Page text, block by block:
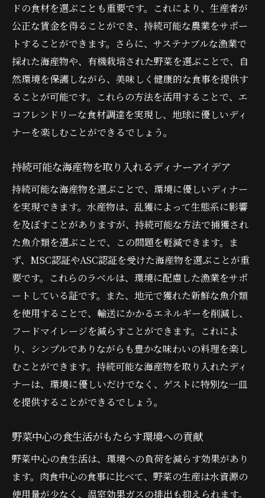
ドの食材を選ぶことも重要です。これにより、生産者が
公正な賃金を得ることができ、持続可能な農業をサポー
トすることができます。さらに、サステナブルな漁業で
採れた海産物や、有機栽培された野菜を選ぶことで、自
然環境を保護しながら、美味しく健康的な食事を提供す
ることが可能です。これらの方法を活用することで、エ
コフレンドリーな食材調達を実現し、地球に優しいディ
ナーを楽しむことができるでしょう。
持続可能な海産物を取り入れるディナーアイデア
持続可能な海産物を選ぶことで、環境に優しいディナー
を実現できます。水産物は、乱獲によって生態系に影響
を及ぼすことがありますが、持続可能な方法で捕獲され
た魚介類を選ぶことで、この問題を軽減できます。ま
ず、MSC認証やASC認証を受けた海産物を選ぶことが重
要です。これらのラベルは、環境に配慮した漁業をサポ
ートしている証です。また、地元で獲れた新鮮な魚介類
を使用することで、輸送にかかるエネルギーを削減し、
フードマイレージを減らすことができます。これによ
り、シンプルでありながらも豊かな味わいの料理を楽し
むことができます。持続可能な海産物を取り入れたディ
ナーは、環境に優しいだけでなく、ゲストに特別な一皿
を提供することができるでしょう。
野菜中心の食生活がもたらす環境への貢献
野菜中心の食生活は、環境への負荷を減らす効果があり
ます。肉食中心の食事に比べて、野菜の生産は水資源の
使用量が少なく、温室効果ガスの排出も抑えられます。